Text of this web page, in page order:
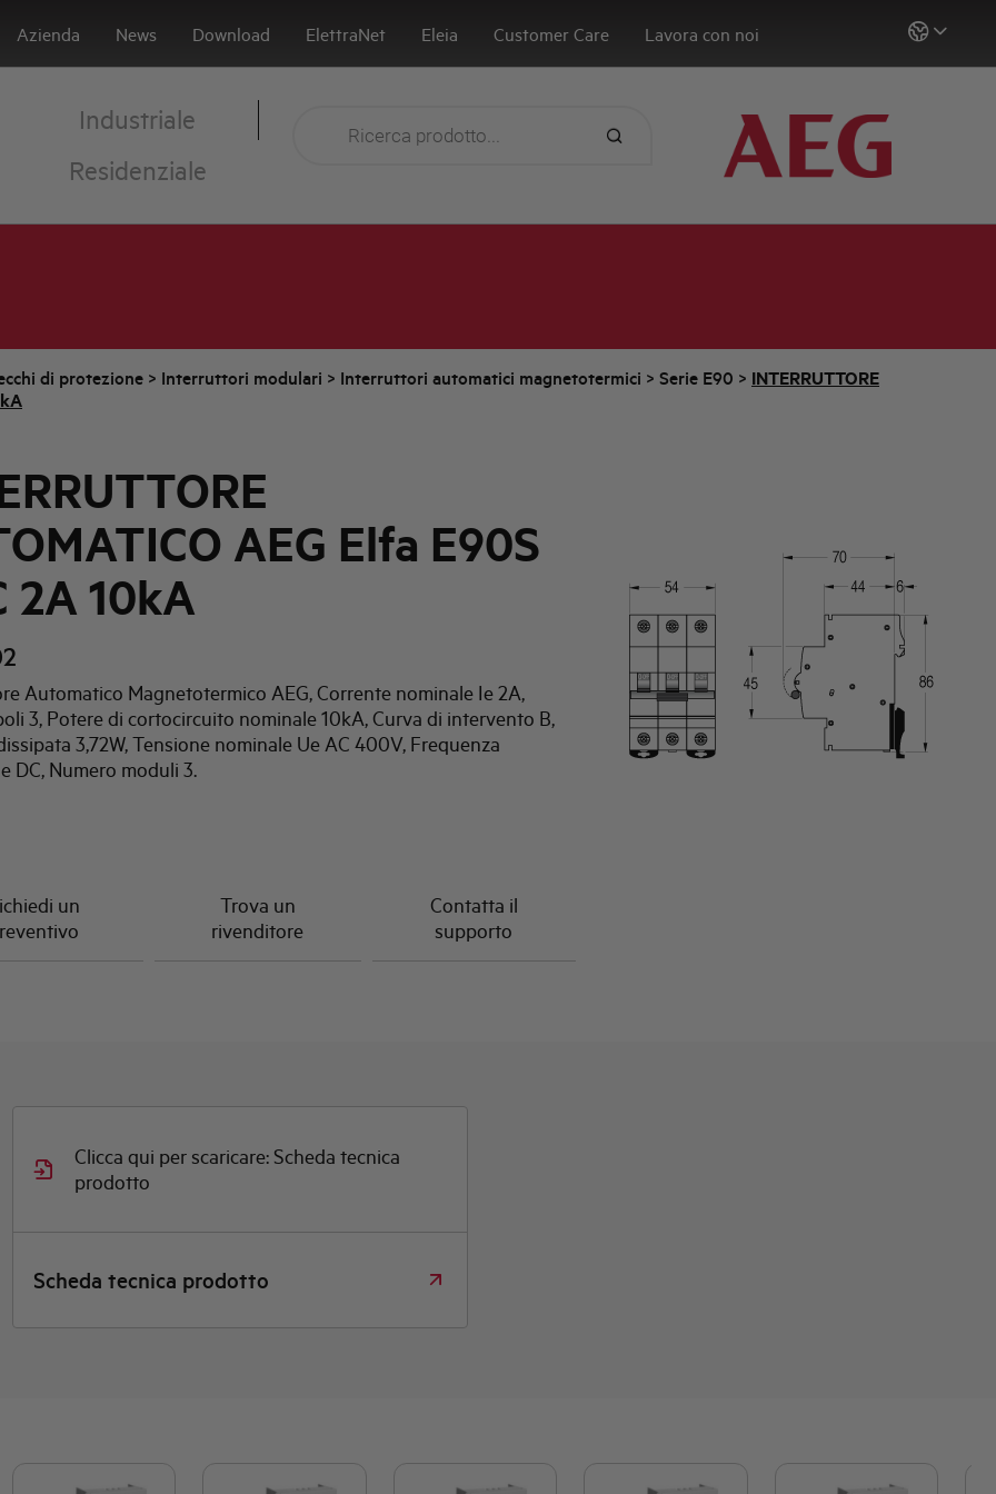
Azienda News Download ElettraNet Eleia Customer Care Lavora con noi
Industriale
Residenziale
di protezione > Interruttori modulari > Interruttori automatici magnetotermici > Serie E90 > INTERRUTTORE
AEG Elfa E90S
2A 10kA
Automatico Magnetotermico AEG, Corrente nominale Ie 2A,
3, Potere di cortocircuito nominale 10kA, Curva di intervento B,
3,72W, Tensione nominale Ue AC 400V, Frequenza
DC, Numero moduli 3.
un
Trova un
rivenditore
Contatta il
supporto
Clicca qui per scaricare: Scheda tecnica
prodotto
Scheda tecnica prodotto